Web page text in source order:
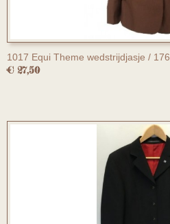
1017 Equi Theme wedstrijdjasje / 176
€ 27,50